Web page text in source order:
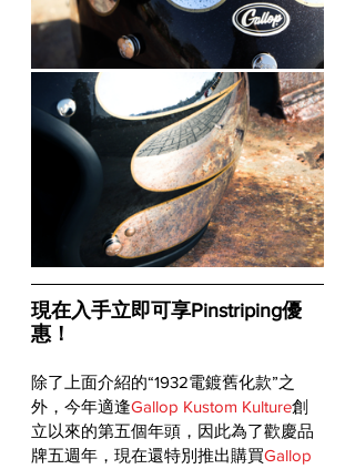
現在入手立即可享Pinstriping優
惠！
除了上面介紹的“1932電鍍舊化款”之
外，今年適逢Gallop Kustom Kulture創
立以來的第五個年頭，因此為了歡慶品
牌五週年，現在還特別推出購買Gallop